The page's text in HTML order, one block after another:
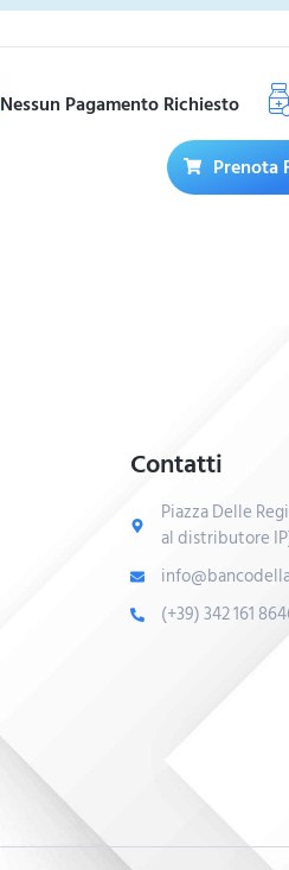
Nessun Pagamento Richiesto
Prenota
Contatti
Piazza Delle
al distributore
(+39) 342 161